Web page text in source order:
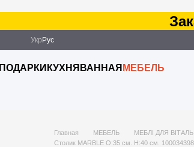
Укр Рус
ПОДАРКИ КУХНЯ ВАННАЯ МЕБЕЛЬ
Главная МЕБЕЛЬ МЕБЛІ ДЛЯ
Столик MARBLE O:35 см. H:40 см.